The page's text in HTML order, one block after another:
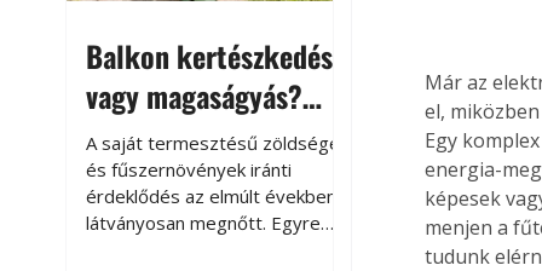
Balkon kertészkedés
vagy magaságyás?
Helytakarékos
kertészkedés
A saját termesztésű zöldségek
és fűszernövények iránti
érdeklődés az elmúlt években
látványosan megnőtt. Egyre
Már az
el,
Egy
energia-
képesek
menjen a
tudunk